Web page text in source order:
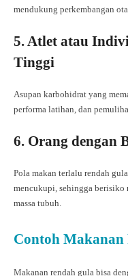
mendukung perkembangan
5. Atlet atau
Tinggi
Asupan karbohidrat yang
performa latihan, dan
6. Orang dengan
Pola makan terlalu rendah
mencukupi, sehingga berisiko
massa tubuh.
Contoh Makanan
Makanan rendah gula bisa